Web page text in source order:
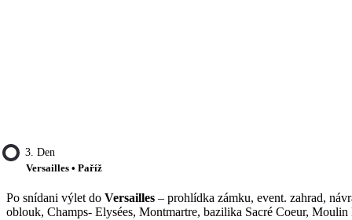
3. Den
Versailles • Paříž
Po snídani výlet do Versailles – prohlídka zámku, event. zahrad,
oblouk, Champs- Elysées, Montmartre, bazilika Sacré Coeur,